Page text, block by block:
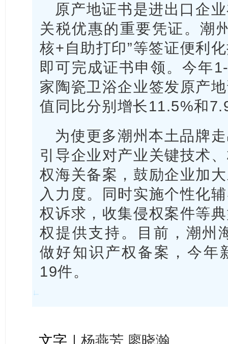
原产地证书是进出口企
关税优惠的重要凭证。潮
核+自助打印”等签证便利
即可完成证书申领。今年
家陶瓷卫浴企业签发原产
值同比分别增长11.5%和
为使更多潮州本土品牌
引导企业对产业关键技术
权海关备案，鼓励企业加
入力度。同时实施个性化
权诉求，收集侵权案件等
权提供支持。目前，潮州
做好知识产权备案，今年
19件。